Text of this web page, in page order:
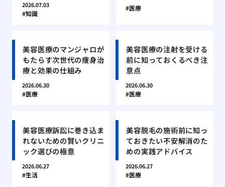
2026.07.03
知識
医療
美容医療のマンジャロが
もたらす次世代の痩身治
療と効果の仕組み
2026.06.30
医療
美容医療の注射を受ける
前に知っておくるべき注
意点
2026.06.30
医療
美容医療訴訟に巻き込ま
れないための賢いクリニ
ック選びの極意
2026.06.27
生活
美容脱毛の施術前に知っ
ておきたい不安解消のた
めの実践アドバイス
2026.06.27
医療